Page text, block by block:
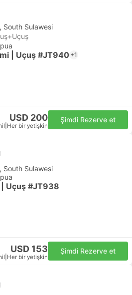
South Sulawesi
| Uçuş #JT940 +1
USD 200
Her bir yetişkin
Şimdi Rezerve et
South Sulawesi
Uçuş #JT938
USD 153
Her bir yetişkin
Şimdi Rezerve et